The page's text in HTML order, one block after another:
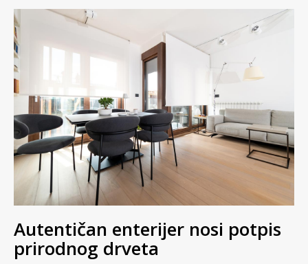
Autentičan enterijer nosi potpis
prirodnog drveta